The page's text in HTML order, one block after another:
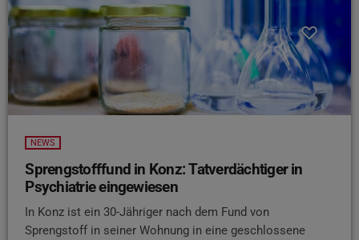
NEWS
Sprengstofffund in Konz: Tatverdächtiger in
Psychiatrie eingewiesen
In Konz ist ein 30-Jähriger nach dem Fund von
Sprengstoff in seiner Wohnung in eine geschlossene